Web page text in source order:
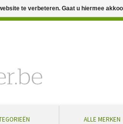
ALLE MERKEN
te verbeteren. Gaat u hiermee
bij aankoop vanaf € 100 ...